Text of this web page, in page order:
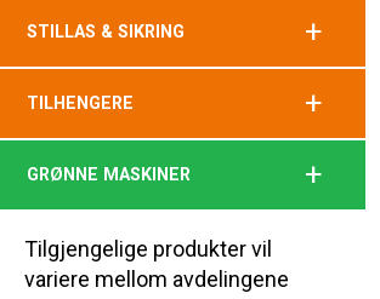
STILLAS & SIKRING +
TILHENGERE +
GRØNNE MASKINER +
Tilgjengelige produkter vil
variere mellom avdelingene